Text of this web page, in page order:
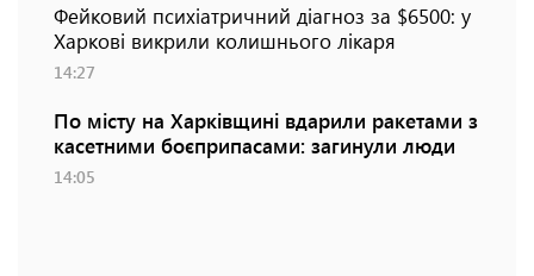
Фейковий психіатричний діагноз за $6500: у
Харкові викрили колишнього лікаря
14:27
По місту на Харківщині вдарили ракетами з
касетними боєприпасами: загинули люди
14:05